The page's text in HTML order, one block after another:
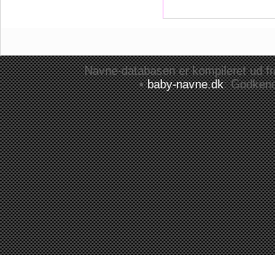
Navne-databasen er kompileret ud
•baby-navne.dk: